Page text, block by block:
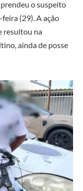
o suspeito
(29). A ação
resultou na
ainda de posse